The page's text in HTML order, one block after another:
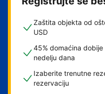
Zaštita objekta od
USD
45% domaćina
nedelju dana
Izaberite trenutne
rezervaciju